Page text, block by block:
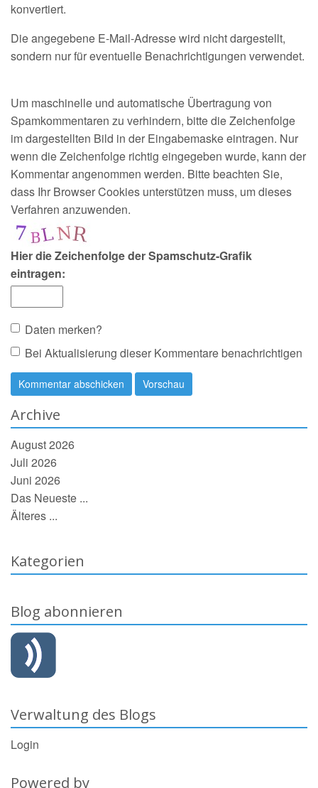
konvertiert.
Die angegebene E-Mail-Adresse wird nicht dargestellt,
sondern nur für eventuelle Benachrichtigungen verwendet.
Um maschinelle und automatische Übertragung von
Spamkommentaren zu verhindern, bitte die Zeichenfolge
im dargestellten Bild in der Eingabemaske eintragen. Nur
wenn die Zeichenfolge richtig eingegeben wurde, kann der
Kommentar angenommen werden. Bitte beachten Sie,
dass Ihr Browser Cookies unterstützen muss, um dieses
Verfahren anzuwenden.
Hier die Zeichenfolge der Spamschutz-Grafik
eintragen:
Daten merken?
Bei Aktualisierung dieser Kommentare benachrichtigen
Archive
August 2026
Juli 2026
Juni 2026
Das Neueste ...
Älteres ...
Kategorien
Blog abonnieren
Verwaltung des Blogs
Login
Powered by